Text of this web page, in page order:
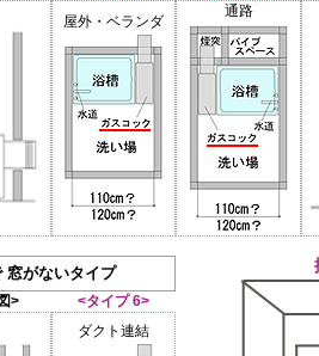
屋外・ベランダ
通路
窓がないタイプ
>
<タイプ 6>
ダクト連結